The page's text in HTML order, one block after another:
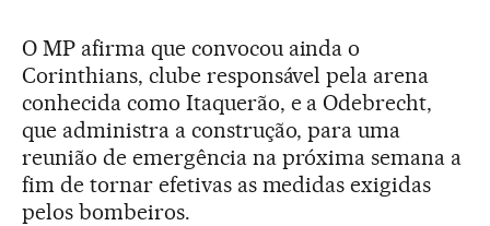
O MP afirma que convocou ainda o
Corinthians, clube responsável pela arena
conhecida como Itaquerão, e a Odebrecht,
que administra a construção, para uma
reunião de emergência na próxima semana a
fim de tornar efetivas as medidas exigidas
pelos bombeiros.